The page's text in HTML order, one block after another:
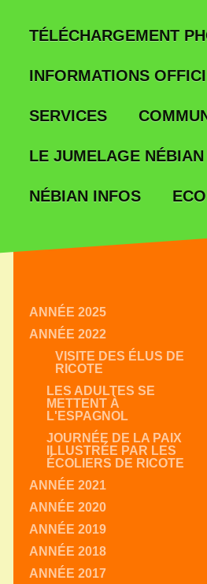
TÉLÉCHARGEMENT
INFORMATIONS
SERVICES
LE JUMELAGE
NÉBIAN INFOS
ANNÉE 2025
ANNÉE 2022
VISITE DES ÉLUS DE
RICOTE
LES ADULTES SE
METTENT À
L'ESPAGNOL
JOURNÉE DE LA PAIX
ILLUSTRÉE PAR LES
ÉCOLIERS DE RICOTE
ANNÉE 2021
ANNÉE 2020
ANNÉE 2019
ANNÉE 2018
ANNÉE 2017